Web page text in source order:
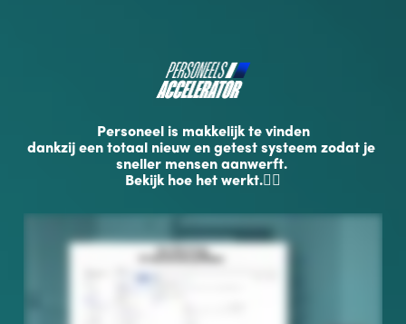
Personeel is makkelijk te vinden
dankzij een totaal nieuw en getest systeem zodat je
sneller mensen aanwerft.
Bekijk hoe het werkt.👇🏻